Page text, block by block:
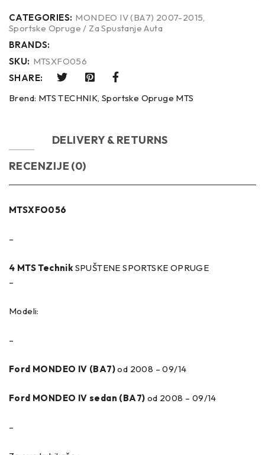
CATEGORIES: MONDEO IV (BA7) 2007-2015,
Sportske Opruge / Za Spustanje Auta
BRANDS:
SKU: MTSXFO056
SHARE:
Brend: MTS TECHNIK,Sportske Opruge MTS
DELIVERY & RETURNS
RECENZIJE (0)
MTSXFO056
–
4 MTS TechnikSPUŠTENE SPORTSKE OPRUGE
–
Modeli:
–
Ford MONDEO IV (BA7)od 2008 – 09/14
Ford MONDEO IV sedan (BA7) od 2008 – 09/14
–